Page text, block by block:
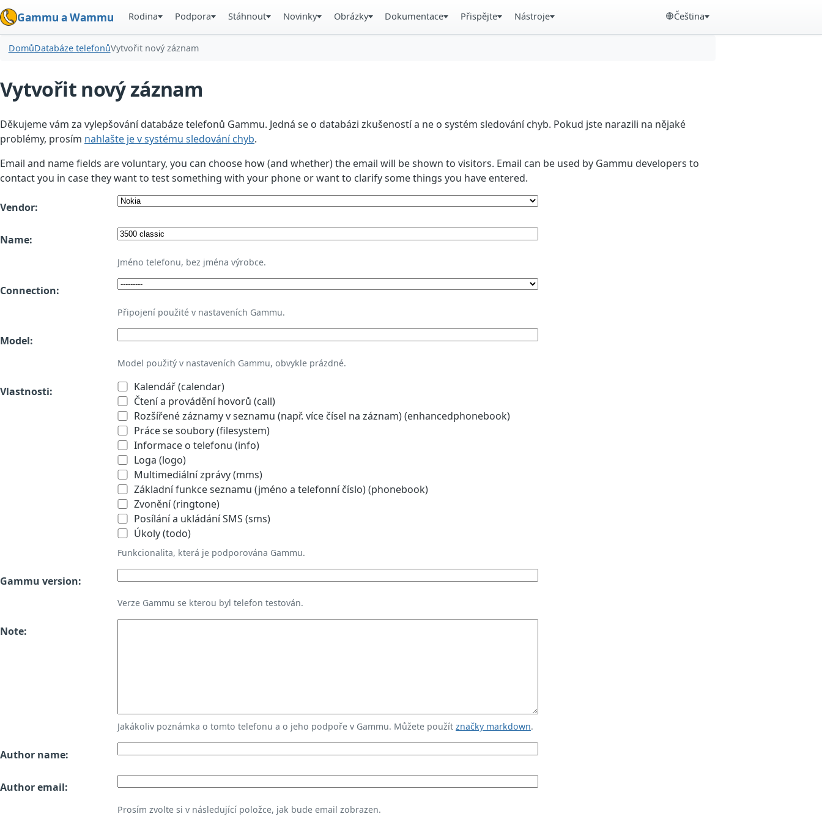
Gammu a Wammu Rodina Podpora Stáhnout Novinky Obrázky Dokumentace Přispějte Nástroje Čeština
DomůDatabáze telefonůVytvořit nový záznam
Vytvořit nový záznam
Děkujeme vám za vylepšování databáze telefonů Gammu. Jedná se o databázi zkušeností a ne o systém sledování chyb. Pokud jste narazili na nějaké
problémy, prosím nahlašte je v systému sledování chyb.
Email and name fields are voluntary, you can choose how (and whether) the email will be shown to visitors. Email can be used by Gammu developers to
contact you in case they want to test something with your phone or want to clarify some things you have entered.
Vendor:
Name:
Jméno telefonu, bez jména výrobce.
Connection:
Připojení použité v nastaveních Gammu.
Model:
Model použitý v nastaveních Gammu, obvykle prázdné.
Vlastnosti:
Kalendář (calendar)
Čtení a provádění hovorů (call)
Rozšířené záznamy v seznamu (např. více čísel na záznam) (enhancedphonebook)
Práce se soubory (filesystem)
Informace o telefonu (info)
Loga (logo)
Multimediální zprávy (mms)
Základní funkce seznamu (jméno a telefonní číslo) (phonebook)
Zvonění (ringtone)
Posílání a ukládání SMS (sms)
Úkoly (todo)
Funkcionalita, která je podporována Gammu.
Gammu version:
Verze Gammu se kterou byl telefon testován.
Note:
Jakákoliv poznámka o tomto telefonu a o jeho podpoře v Gammu. Můžete použít značky markdown.
Author name:
Author email:
Prosím zvolte si v následující položce, jak bude email zobrazen.